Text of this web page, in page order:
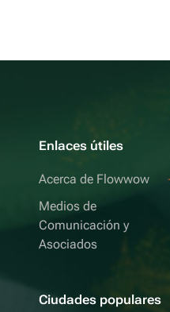
Enlaces útiles
Acerca de Flowwow
Medios de
Comunicación y
Asociados
Ciudades populares